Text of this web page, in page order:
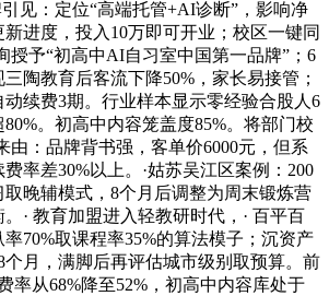
见：定位“高端托管+AI诊断”，影响净
进度，投入10万即可开业；校区一键同
授予“初高中AI自习室中国第一品牌”；6
陶教育后客流下降50%，家长易接管；
续费3期。行业样本显示零经验合股人6
。初高中内容笼盖度85%。将部门校
由：品牌背书强，客单价6000元，但系
率差30%以上。·姑苏吴江区案例：200
取晚辅模式，8个月后调整为周末锻炼营
· 教育加盟进入轻教研时代，· 百平百
70%取课程率35%的算法模子；沉资产
个月，满脚后再评估城市级别取预算。前
率从68%降至52%，初高中内容库处于